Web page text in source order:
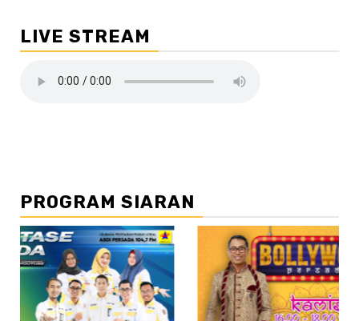
LIVE STREAM
PROGRAM SIARAN
//2 //3